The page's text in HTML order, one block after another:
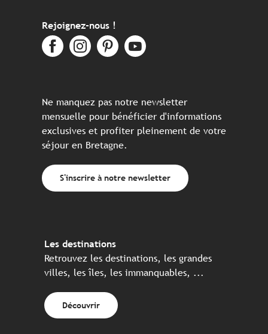
Rejoignez-nous !
Ne manquez pas notre newsletter
mensuelle pour bénéficier d'informations
exclusives et profiter pleinement de votre
séjour en Bretagne.
S'inscrire à notre newsletter
Les destinations
Retrouvez les destinations, les grandes
villes, les îles, les immanquables, ...
Découvrir